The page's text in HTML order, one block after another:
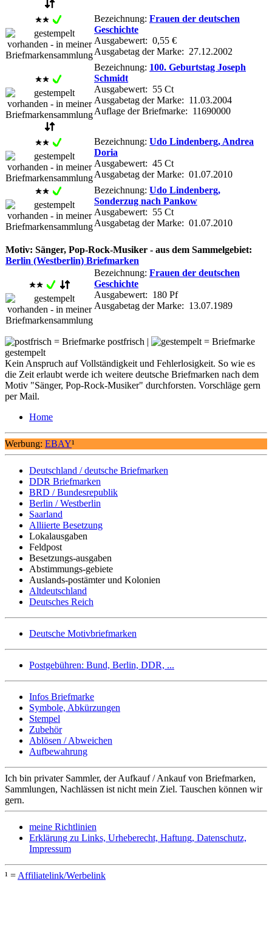
Bezeichnung: Frauen der deutschen
Geschichte
Ausgabewert: 0,55 €
Ausgabetag der Marke: 27.12.2002
Bezeichnung: 100. Geburtstag Joseph
Schmidt
Ausgabewert: 55 Ct
Ausgabetag der Marke: 11.03.2004
Auflage der Briefmarke: 11690000
Bezeichnung: Udo Lindenberg, Andrea
Doria
Ausgabewert: 45 Ct
Ausgabetag der Marke: 01.07.2010
Bezeichnung: Udo Lindenberg,
Sonderzug nach Pankow
Ausgabewert: 55 Ct
Ausgabetag der Marke: 01.07.2010
Motiv: Sänger, Pop-Rock-Musiker - aus dem Sammelgebiet:
Berlin (Westberlin) Briefmarken
Bezeichnung: Frauen der deutschen
Geschichte
Ausgabewert: 180 Pf
Ausgabetag der Marke: 13.07.1989
= Briefmarke postfrisch |
= Briefmarke
gestempelt
Kein Anspruch auf Vollständigkeit und Fehlerlosigkeit. So wie es
die Zeit erlaubt werde ich weitere deutsche Briefmarken nach dem
Motiv "Sänger, Pop-Rock-Musiker" durchforsten. Vorschläge gern
per Mail.
Home
Werbung: EBAY¹
Deutschland / deutsche Briefmarken
DDR Briefmarken
BRD / Bundesrepublik
Berlin / Westberlin
Saarland
Alliierte Besetzung
Lokalausgaben
Feldpost
Besetzungs-ausgaben
Abstimmungs-gebiete
Auslands-postämter und Kolonien
Altdeutschland
Deutsches Reich
Deutsche Motivbriefmarken
Postgebühren: Bund, Berlin, DDR, ...
Infos Briefmarke
Symbole, Abkürzungen
Stempel
Zubehör
Ablösen / Abweichen
Aufbewahrung
Ich bin privater Sammler, der Aufkauf / Ankauf von Briefmarken,
Sammlungen, Nachlässen ist nicht mein Ziel. Tauschen können wir
gern.
meine Richtlinien
Erklärung zu Links, Urheberecht, Haftung, Datenschutz,
Impressum
¹ = Affiliatelink/Werbelink